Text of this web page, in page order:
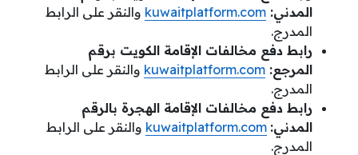
المدني: kuwaitplatform.com والنقر على الرابط
المدرج.
رابط دفع مخالفات الإقامة الكويت برقم
المرجع: kuwaitplatform.com والنقر على الرابط
المدرج.
رابط دفع مخالفات الإقامة الهجرة بالرقم
المدني: kuwaitplatform.com والنقر على الرابط
المدرج.